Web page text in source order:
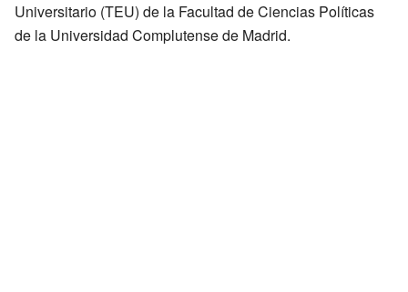
Universitario (TEU) de la Facultad de Ciencias Políticas
de la Universidad Complutense de Madrid.